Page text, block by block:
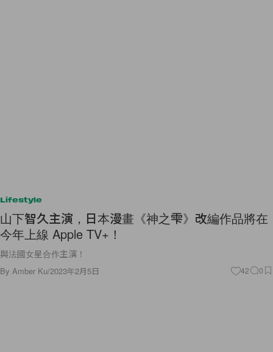
Lifestyle
山下智久主演，日本漫畫《神之雫》改編作品將在
今年上線 Apple TV+！
與法國女星合作主演！
By Amber Ku/2023年2月5日 42 0